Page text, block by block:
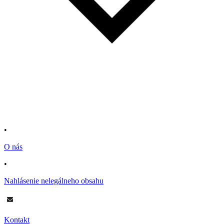
•
O nás
•
Nahlásenie nelegálneho obsahu
Kontakt